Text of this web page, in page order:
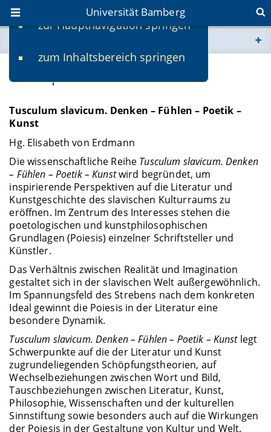
zur Hauptnavigation springen
zum Inhaltsbereich springen
Universität Bamberg
www.uni-bamberg.de
Konzept
Tusculum slavicum. Denken – Fühlen – Poetik –
Kunst
Hg. Elisabeth von Erdmann
Die wissenschaftliche Reihe Tusculum slavicum. Denken
– Fühlen – Poetik – Kunstwird begründet, um
inspirierende Perspektiven auf die Literatur und
Kunstgeschichte des slavischen Kulturraums zu
eröffnen. Im Zentrum des Interesses stehen die
poetologischen und kunstphilosophischen
Grundlagen (Poiesis) einzelner Schriftsteller und
Künstler.
Das Verhältnis zwischen Realität und Imagination
gestaltet sich in der slavischen Welt außergewöhnlich.
Im Spannungsfeld des Strebens nach dem konkreten
Ideal gewinnt die Poiesis in der Literatur eine
besondere Dynamik.
Tusculum slavicum.Denken – Fühlen – Poetik – Kunst legt
Schwerpunkte auf die der Literatur und Kunst
zugrundeliegenden Schöpfungstheorien, auf
Wechselbeziehungen zwischen Wort und Bild,
Tauschbeziehungen zwischen Literatur, Kunst,
Philosophie, Wissenschaften und der kulturellen
Sinnstiftung sowie besonders auch auf die Wirkungen
der Poiesis in der Gestaltung von Kultur und Welt.